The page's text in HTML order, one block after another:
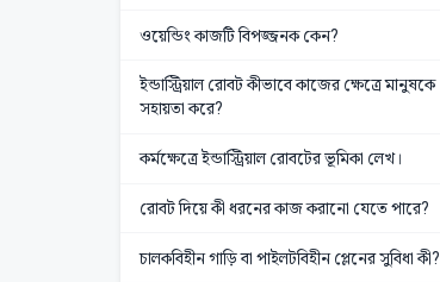
ওয়েন্ডিং কাজটি বিপজ্জনক কেন?
ইন্ডাস্ট্রিয়াল রোবট কীভাবে কাজের ক্ষেত্রে মানুষকে
সহায়তা করে?
কর্মক্ষেত্রে ইন্ডাস্ট্রিয়াল রোবটের ভূমিকা লেখ।
রোবট দিয়ে কী ধরনের কাজ করানো যেতে পারে?
চালকবিহীন গাড়ি বা পাইলটবিহীন প্লেনের সুবিধা কী?